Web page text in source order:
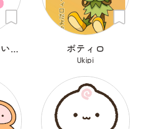
わたしのかわいいせかい ポティロ
Ukipi